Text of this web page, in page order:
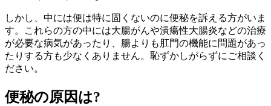
しかし、中には便は特に固くないのに便秘を訴える方がいま
す。これらの方の中には大腸がんや潰瘍性大腸炎などの治療
が必要な病気があったり、腸よりも肛門の機能に問題があっ
たりする方も少なくありません。恥ずかしがらずにご相談く
ださい。
便秘の原因は?